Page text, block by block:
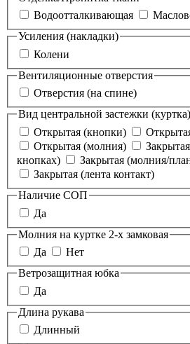
Водоотталкивающая
Усиления (накладки)
Колени
Вентиляционные отверстия
Отверстия (на спине)
Вид центральной застежки (куртка)
Открытая (кнопки)
Открытая (молния)
кнопках)
Закрытая (молния/
Закрытая (лента контакт)
Наличие СОП
Да
Молния на куртке 2-х замковая
Да
Нет
Ветрозащитная юбка
Да
Длина рукава
Длинный